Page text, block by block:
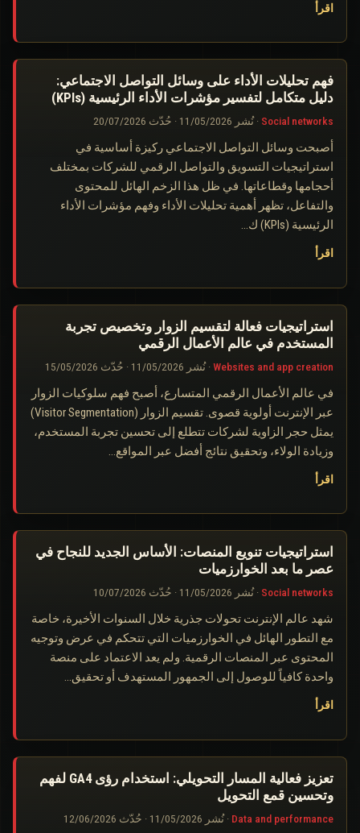
اقرأ
فهم تحليلات الأداء على وسائل التواصل الاجتماعي:
دليل متكامل لتفسير مؤشرات الأداء الرئيسية (KPIs)
Social networks
·نُشر 11/05/2026
· حُدّث 20/07/2026
أصبحت وسائل التواصل الاجتماعي ركيزة أساسية في
استراتيجيات التسويق والتواصل الرقمي للشركات بمختلف
أحجامها وقطاعاتها. في ظل هذا الزخم الهائل للمحتوى
والتفاعل، تظهر أهمية تحليلات الأداء وفهم مؤشرات الأداء
الرئيسية (KPIs) ك…
اقرأ
استراتيجيات فعالة لتقسيم الزوار وتخصيص تجربة
المستخدم في عالم الأعمال الرقمي
Websites and app creation
·نُشر 11/05/2026
· حُدّث 15/05/2026
في عالم الأعمال الرقمي المتسارع، أصبح فهم سلوكيات الزوار
عبر الإنترنت أولوية قصوى. تقسيم الزوار (Visitor Segmentation)
يمثل حجر الزاوية لشركات تتطلع إلى تحسين تجربة المستخدم،
وزيادة الولاء، وتحقيق نتائج أفضل عبر المواقع…
اقرأ
استراتيجيات تنويع المنصات: الأساس الجديد للنجاح في
عصر ما بعد الخوارزميات
Social networks
·نُشر 11/05/2026
· حُدّث 10/07/2026
شهد عالم الإنترنت تحولات جذرية خلال السنوات الأخيرة، خاصة
مع التطور الهائل في الخوارزميات التي تتحكم في عرض وتوجيه
المحتوى عبر المنصات الرقمية. ولم يعد الاعتماد على منصة
واحدة كافياً للوصول إلى الجمهور المستهدف أو تحقيق…
اقرأ
تعزيز فعالية المسار التحويلي: استخدام رؤى GA4 لفهم
وتحسين قمع التحويل
Data and performance
·نُشر 11/05/2026
· حُدّث 12/06/2026